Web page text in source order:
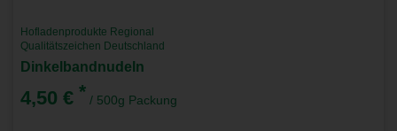
Hofladenprodukte Regional
Qualitätszeichen Deutschland
Dinkelbandnudeln
4,50 € * / 500g Packung